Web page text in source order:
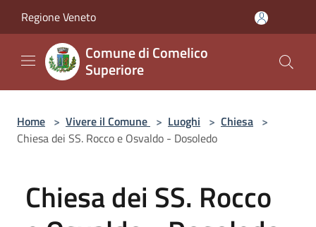
Regione Veneto
Comune di Comelico
Superiore
Home > Vivere il Comune > Luoghi > Chiesa >
Chiesa dei SS. Rocco e Osvaldo - Dosoledo
Chiesa dei SS. Rocco